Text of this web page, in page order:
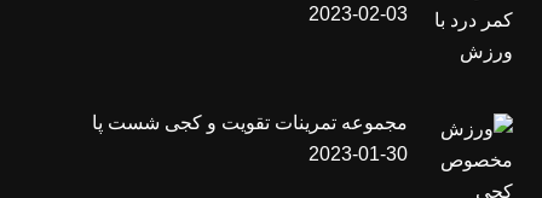
2023-02-03
مجموعه تمرینات تقویت و کجی شست پا
2023-01-30